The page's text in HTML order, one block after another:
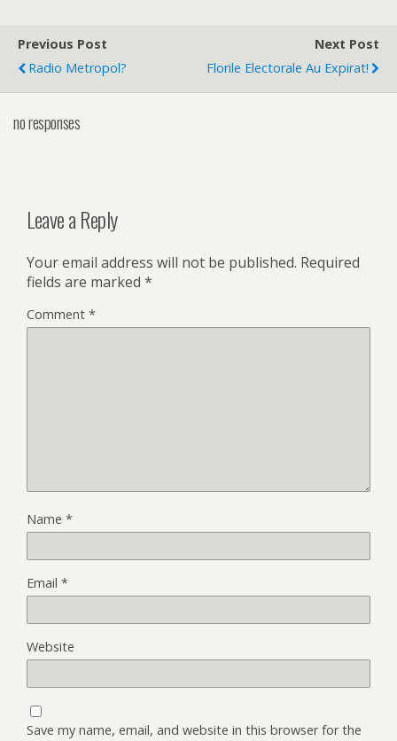
Previous Post
Radio Metropol?
Next Post
Florile Electorale Au Expirat!
no responses
Leave a Reply
Your email address will not be published. Required
fields are marked *
Comment *
Name *
Email *
Website
Save my name, email, and website in this browser for the